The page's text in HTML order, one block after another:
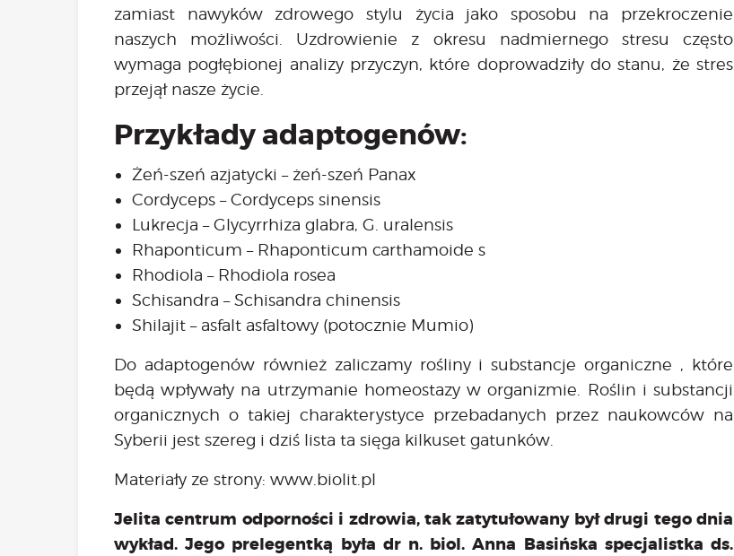
zamiast nawyków zdrowego stylu życia jako sposobu na przekroczenie
naszych możliwości. Uzdrowienie z okresu nadmiernego stresu często
wymaga pogłębionej analizy przyczyn, które doprowadziły do stanu, że stres
przejął nasze życie.
Przykłady adaptogenów:
Żeń-szeń azjatycki – żeń-szeń Panax
Cordyceps – Cordyceps sinensis
Lukrecja – Glycyrrhiza glabra, G. uralensis
Rhaponticum – Rhaponticum carthamoide s
Rhodiola – Rhodiola rosea
Schisandra – Schisandra chinensis
Shilajit – asfalt asfaltowy (potocznie Mumio)
Do adaptogenów również zaliczamy rośliny i substancje organiczne , które
będą wpływały na utrzymanie homeostazy w organizmie. Roślin i substancji
organicznych o takiej charakterystyce przebadanych przez naukowców na
Syberii jest szereg i dziś lista ta sięga kilkuset gatunków.
Materiały ze strony: www.biolit.pl
Jelita centrum odporności i zdrowia, tak zatytułowany był drugi tego dnia
wykład. Jego prelegentką była dr n. biol. Anna Basińska specjalistka ds.